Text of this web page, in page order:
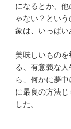
になるとか、
ゃない？とい
象は、いっぱ
美味しいもの
る、有意義な
ら、何かに夢
に最良の方法
した。